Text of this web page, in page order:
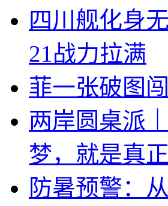
四川舰化身
21战力拉满
菲一张破图
两岸圆桌派
梦，就是真
防暑预警：